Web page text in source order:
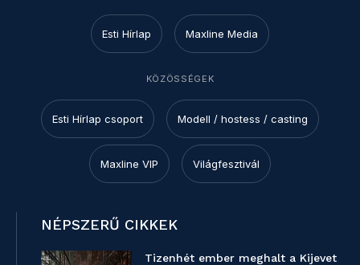
Esti Hírlap Maxline Media
KÖZÖSSÉGEK
Esti Hírlap csoport Modell / hostess / casting
Maxline VIP Világfesztivál
NÉPSZERŰ CIKKEK
Tizenhét ember meghalt a Kijevet